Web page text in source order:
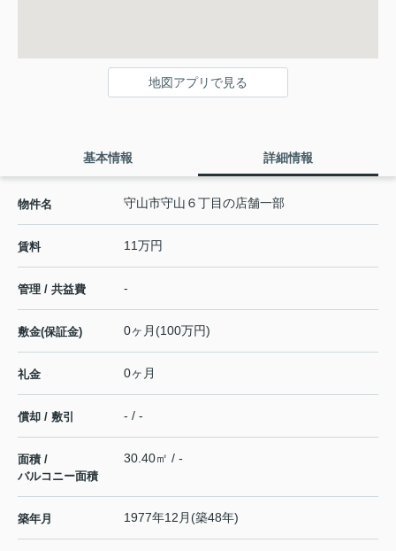
地図アプリで見る
基本情報 詳細情報
物件名 守山市守山６丁目の店舗一部
賃料 11万円
管理 / 共益費 -
敷金(保証金) 0ヶ月(100万円)
礼金 0ヶ月
償却 / 敷引 - / -
面積 /
バルコニー面積
30.40㎡ / -
築年月 1977年12月(築48年)